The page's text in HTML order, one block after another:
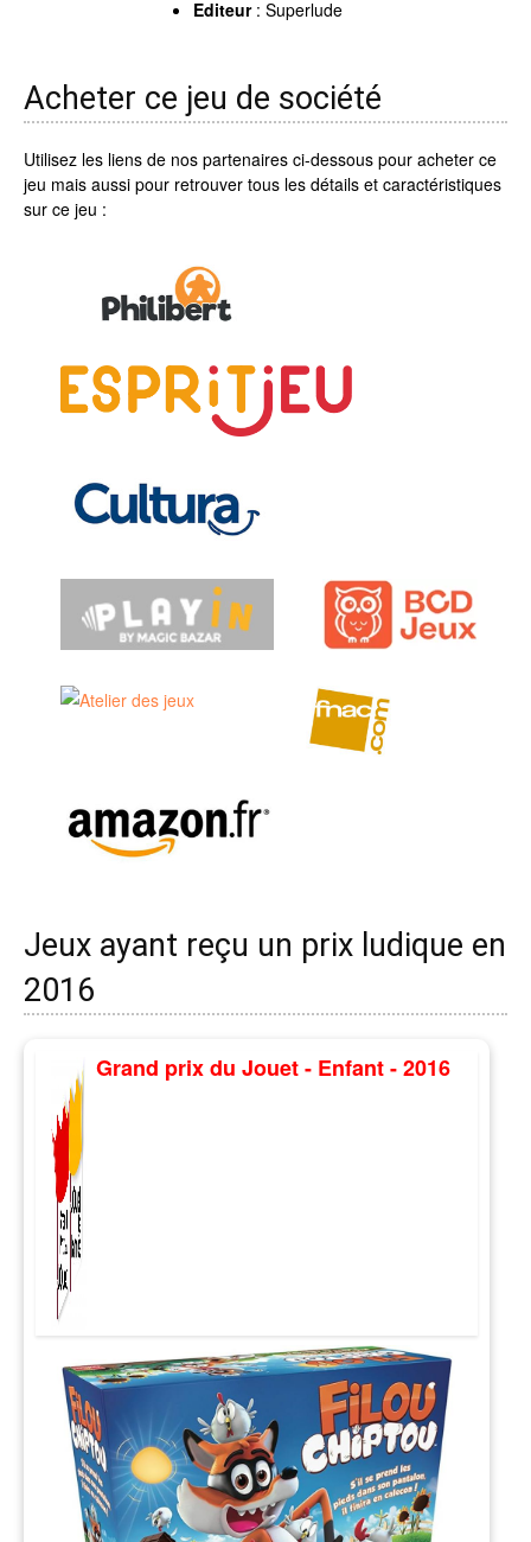
Editeur: Superlude
Acheter ce jeu de société
Utilisez les liens de nos partenaires ci-dessous pour acheter ce
jeu mais aussi pour retrouver tous les détails et caractéristiques
sur ce jeu :
Jeux ayant reçu un prix ludique en
2016
Grand prix du Jouet - Enfant - 2016